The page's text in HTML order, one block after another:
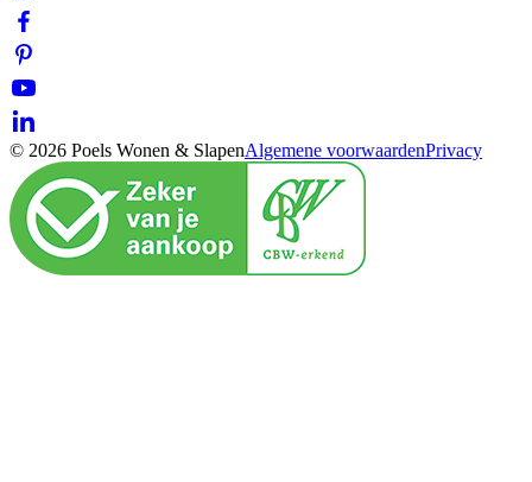
© 2026 Poels Wonen & SlapenAlgemene voorwaardenPrivacy